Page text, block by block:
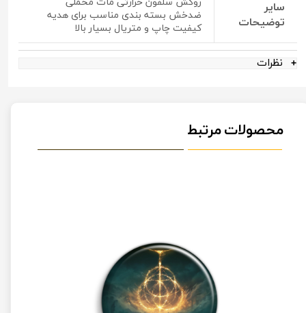
سایر
توضیحات
ضدخش بسته بندی مناسب برای هدیه
کیفیت چاپ و متریال بسیار بالا
نظرات
محصولات مرتبط